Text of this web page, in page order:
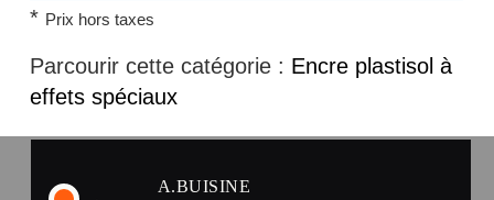
* Prix hors taxes
Parcourir cette catégorie : Encre plastisol à
effets spéciaux
A.BUISINE